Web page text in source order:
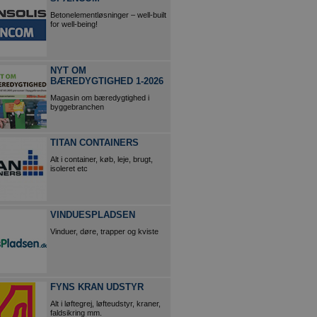
Betonelementløsninger – well-built
for well-being!
NYT OM
BÆREDYGTIGHED 1-2026
Magasin om bæredygtighed i
byggebranchen
TITAN CONTAINERS
Alt i container, køb, leje, brugt,
isoleret etc
VINDUESPLADSEN
Vinduer, døre, trapper og kviste
FYNS KRAN UDSTYR
Alt i løftegrej, løfteudstyr, kraner,
faldsikring mm.